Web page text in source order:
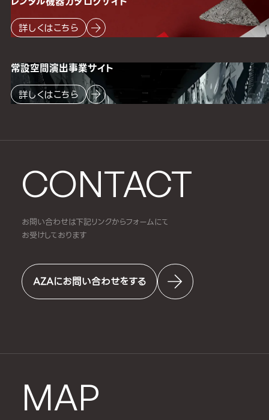
CONTACT
お問い合わせは下記リンクからフォームにて
お受けしております
AZAにお問い合わせをする
MAP
詳しくはこちら
常設空間演出事業サイト
詳しくはこちら